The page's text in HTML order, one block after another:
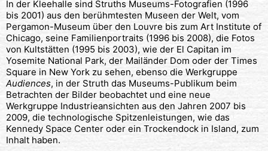
In der Kleehalle sind Struths Museums-Fotografien (1996
bis 2001) aus den berühmtesten Museen der Welt, vom
Pergamon-Museum über den Louvre bis zum Art Institute of
Chicago, seine Familienportraits (1996 bis 2008), die Fotos
von Kultstätten (1995 bis 2003), wie der El Capitan im
Yosemite National Park, der Mailänder Dom oder der Times
Square in New York zu sehen, ebenso die Werkgruppe
Audiences, in der Struth das Museums-Publikum beim
Betrachten der Bilder beobachtet und eine neue
Werkgruppe Industrieansichten aus den Jahren 2007 bis
2009, die technologische Spitzenleistungen, wie das
Kennedy Space Center oder ein Trockendock in Island, zum
Inhalt haben.